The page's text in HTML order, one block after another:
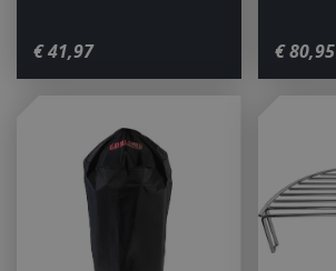
€41,97 € 80,95